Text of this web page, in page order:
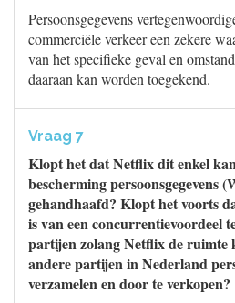
Persoonsgegevens
commerciële verkeer een zekere
van het specifieke geval en
daaraan kan worden toegekend.
Vraag 7
Klopt het dat Netflix dit enkel
bescherming persoonsgegevens
gehandhaafd? Klopt het voorts
is van een concurrentievoordeel
partijen zolang Netflix de ruimte
andere partijen in Nederland
verzamelen en door te verkopen?